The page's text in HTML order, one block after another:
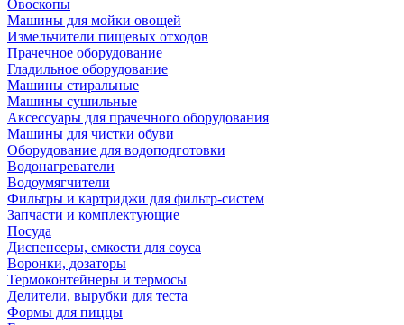
Овоскопы
Машины для мойки овощей
Измельчители пищевых отходов
Прачечное оборудование
Гладильное оборудование
Машины стиральные
Машины сушильные
Аксессуары для прачечного оборудования
Машины для чистки обуви
Оборудование для водоподготовки
Водонагреватели
Водоумягчители
Фильтры и картриджи для фильтр-систем
Запчасти и комплектующие
Посуда
Диспенсеры, емкости для соуса
Воронки, дозаторы
Термоконтейнеры и термосы
Делители, вырубки для теста
Формы для пиццы